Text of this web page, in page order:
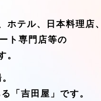
テル、日本料理店、
ト専門店等の
。
「吉田屋」です。